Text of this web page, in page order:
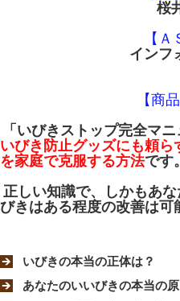
桜
【Ａ
インフ
【商
「いびきストップ完全マニ
いびき防止グッズにも頼ら
を家庭で克服する方法です。
正しい知識で、しかもあ
びきはある程度の改善は可
いびきの本当の正体は？
あなたのいいびきの本当の